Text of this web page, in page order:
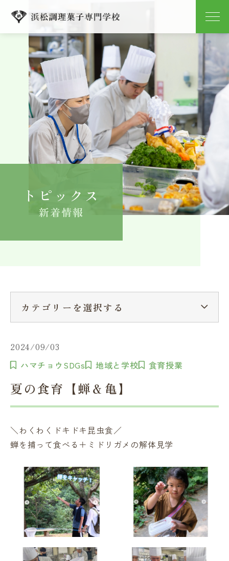
学校紹介
学科紹介
キャンパスライフ
就職
よくある質問
卒業生の方へ在学生へ一般の方へ（教室・講習会）
トピックス
新着情報
2024/09/03
ハマチョウSDGs 地域と学校 食育授業
夏の食育【蝉＆亀】
＼わくわくドキドキ昆虫食／
蝉を捕って食べる＋ミドリガメの解体見学
カテゴリーを選択する